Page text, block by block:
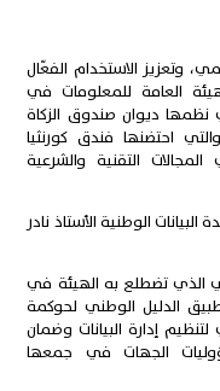
وتعزيز الاستخدام الفعّال
العامة للمعلومات في
نظمها ديوان صندوق الزكاة
احتضنها فندق كورنثيا
التقنية والشرعية
الوطنية الأستاذ نادر
الذي تضطلع به الهيئة في
الدليل الوطني لحوكمة
إدارة البيانات وضمان
الجهات في جمعها